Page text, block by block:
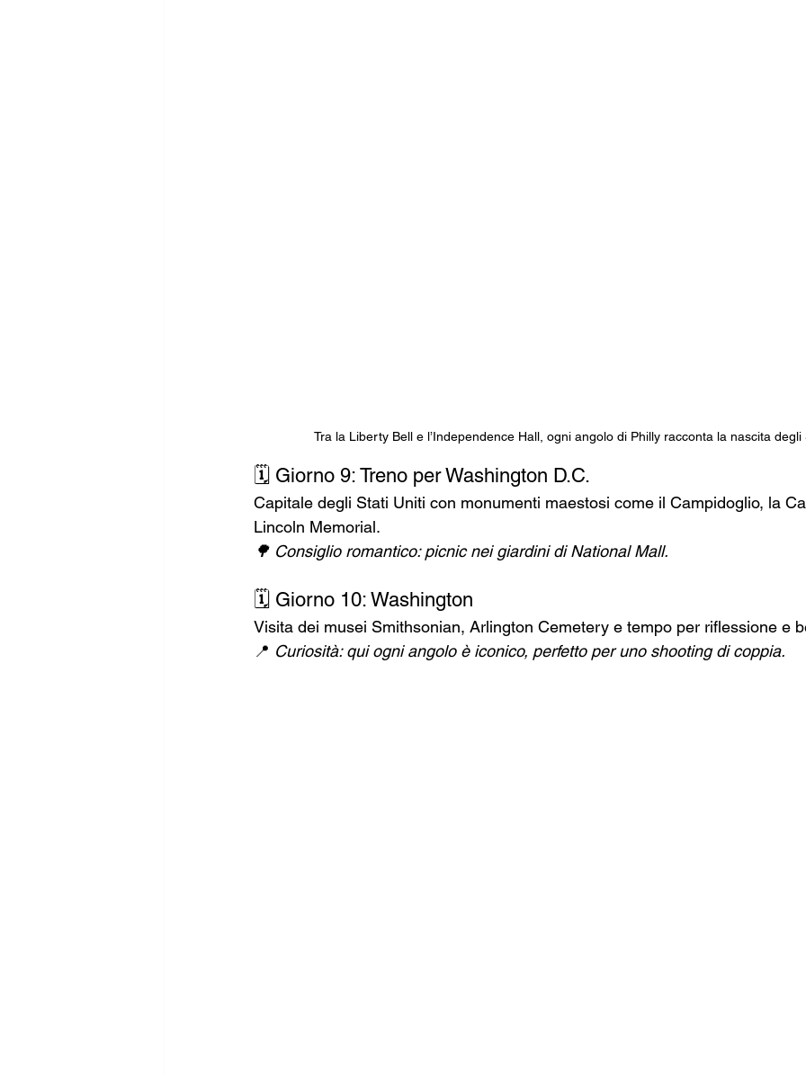
Tra la Liberty Bell e l’Independence Hall, ogni angolo di Philly racconta la nascita degli
🗓️ Giorno 9: Treno per Washington D.C.
Capitale degli Stati Uniti con monumenti maestosi come il Campidoglio, la
Lincoln Memorial.
🌳 Consiglio romantico: picnic nei giardini di National Mall.
🗓️ Giorno 10: Washington
Visita dei musei Smithsonian, Arlington Cemetery e tempo per riflessione e
📍 Curiosità: qui ogni angolo è iconico, perfetto per uno shooting di coppia.